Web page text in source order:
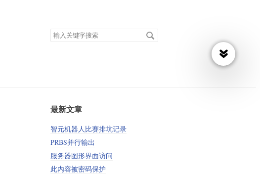
搜
最新文章
智元机器人比赛排坑记录
PRBS并行输出
服务器图形界面访问
此内容被密码保护